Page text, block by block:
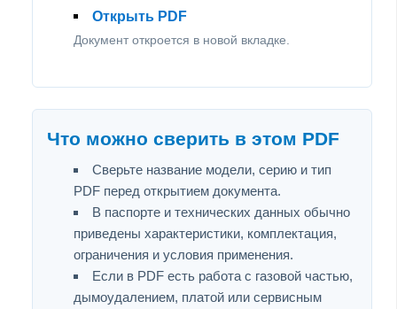
Открыть PDF
Документ откроется в новой вкладке.
Что можно сверить в этом PDF
Сверьте название модели, серию и тип
PDF перед открытием документа.
В паспорте и технических данных обычно
приведены характеристики, комплектация,
ограничения и условия применения.
Если в PDF есть работа с газовой частью,
дымоудалением, платой или сервисным